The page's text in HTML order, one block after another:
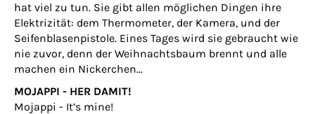
hat viel zu tun. Sie gibt allen möglichen Dingen ihre
Elektrizität: dem Thermometer, der Kamera, und der
Seifenblasenpistole. Eines Tages wird sie gebraucht wie
nie zuvor, denn der Weihnachtsbaum brennt und alle
machen ein Nickerchen…
MOJAPPI - HER DAMIT!
Mojappi - It’s mine!